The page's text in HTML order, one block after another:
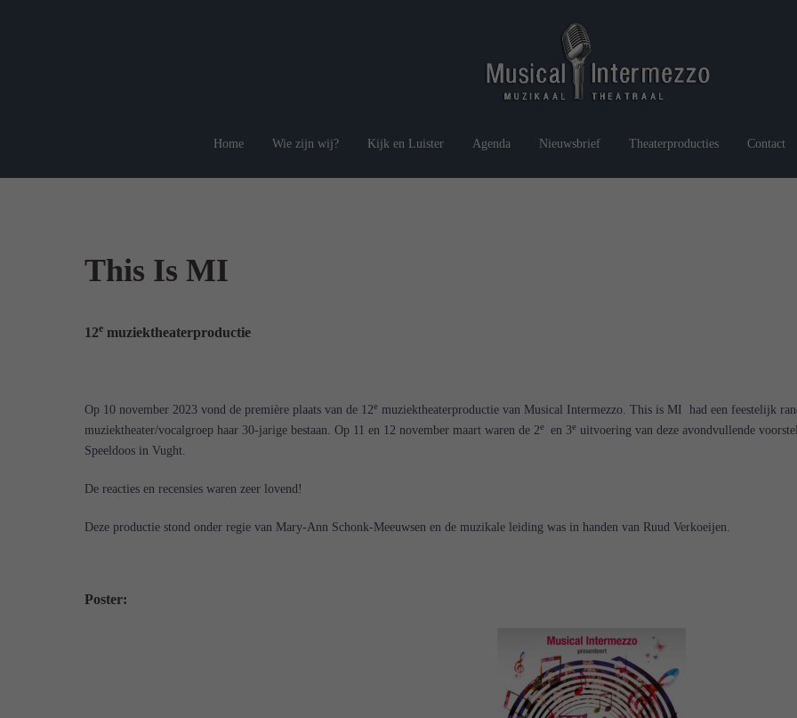
Home Wie zijn wij? Kijk en Luister Agenda Nieuwsbrief Theaterproducties Contact
This Is MI
12emuziektheaterproductie
Op 10 november 2023 vond de première plaats van de 12emuziektheaterproductie van Musical Intermezzo. This is MI had een feestelijk
muziektheater/vocalgroep haar 30-jarige bestaan. Op 11 en 12 november maart waren de 2e en 3euitvoering van deze avondvullende
Speeldoos in Vught.
De reacties en recensies waren zeer lovend!
Deze productie stond onder regie van Mary-Ann Schonk-Meeuwsen en de muzikale leiding was in handen van Ruud Verkoeijen.
Poster: